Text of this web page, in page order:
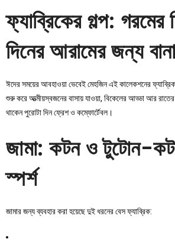
ফ্যাব্রিকের গল্প: গরমের
দিনের আরামের জন্য
ঈদের সময়ের আবহাওয়া ভেবেই মেহজিন এই কালেকশনের ফ্যাব্রিক
শুরু করে আত্মীয়স্বজনের বাসায় যাওয়া, বিকেলের আড্ডা আর
থাকেন পুরোটা দিন ফ্রেশ ও কম্ফোর্টেবল।
জামা: কটন ও টুটোন-
স্পর্শ
জামার জন্য ব্যবহার করা হয়েছে দুই ধরনের বেস ফ্যাব্রিক: